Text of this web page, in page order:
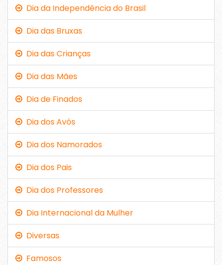
Dia da Independência do Brasil
Dia das Bruxas
Dia das Crianças
Dia das Mães
Dia de Finados
Dia dos Avós
Dia dos Namorados
Dia dos Pais
Dia dos Professores
Dia Internacional da Mulher
Diversas
Famosos